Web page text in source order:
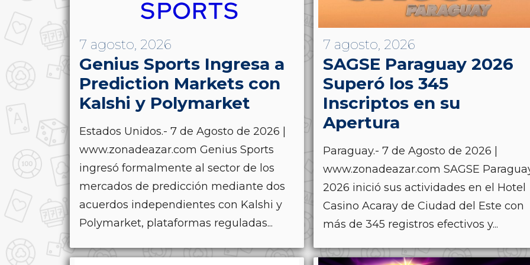
7 agosto, 2026
Genius Sports Ingresa a
Prediction Markets con
Kalshi y Polymarket
Estados Unidos.- 7 de Agosto de 2026 |
www.zonadeazar.com Genius Sports
ingresó formalmente al sector de los
mercados de predicción mediante dos
acuerdos independientes con Kalshi y
Polymarket, plataformas reguladas...
7 agosto, 2026
SAGSE Paraguay 2026
Superó los 345
Inscriptos en su
Apertura
Paraguay.- 7 de Agosto de 2026 |
www.zonadeazar.com SAGSE
2026 inició sus actividades en el Hotel
Casino Acaray de Ciudad del Este con
más de 345 registros efectivos y...